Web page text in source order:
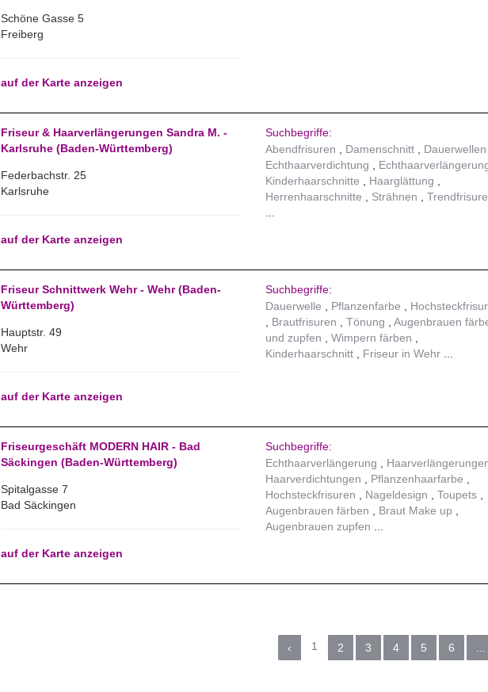
Schöne Gasse 5
Freiberg
auf der Karte anzeigen
Friseur & Haarverlängerungen Sandra M. -
Karlsruhe (Baden-Württemberg)
Federbachstr. 25
Karlsruhe
auf der Karte anzeigen
Suchbegriffe:
Abendfrisuren
Damenschnitt
Dauerwellen
Echthaarverdichtung
Kinderhaarschnitte
Haarglättung
Herrenhaarschnitte
Strähnen
Friseur Schnittwerk Wehr - Wehr (Baden-
Württemberg)
Hauptstr. 49
Wehr
auf der Karte anzeigen
Suchbegriffe:
Dauerwelle
Pflanzenfarbe
Brautfrisuren
Tönung
Augenbrauen
und zupfen
Wimpern färben
Kinderhaarschnitt
Friseur in Wehr
Friseurgeschäft MODERN HAIR - Bad
Säckingen (Baden-Württemberg)
Spitalgasse 7
Bad Säckingen
auf der Karte anzeigen
Suchbegriffe:
Echthaarverlängerung
Haarverdichtungen
Pflanzenhaarfarbe
Hochsteckfrisuren
Nageldesign
Toupets
Augenbrauen färben
Braut Make up
Augenbrauen zupfen
‹ 1 2 3 4 5 6